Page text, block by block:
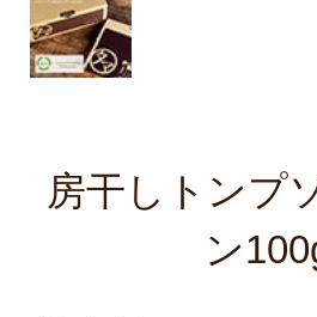
房干しトンプ
ン